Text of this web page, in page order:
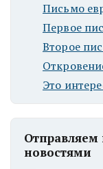
Письмо
Первое
Второе
Это
новостями